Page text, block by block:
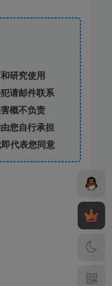
研究使用
请邮件联系
概不负责
您自行承担
代表您同意